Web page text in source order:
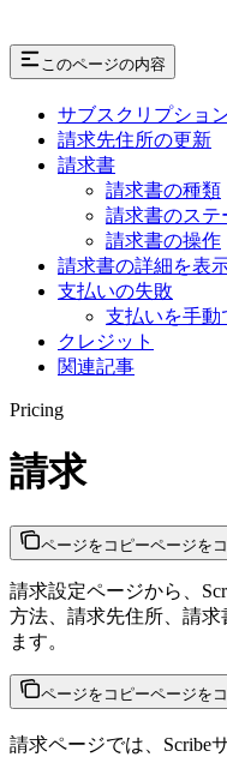
このページの内容
サブスクリプショ
請求先住所の更新
請求書
請求書の種類
請求書のステ
請求書の操作
請求書の詳細を表
支払いの失敗
支払いを手動
クレジット
関連記事
Pricing
請求
ページをコピーページを
請求設定ページから、
方法、請求先住所、請
ます。
ページをコピーページを
請求ページでは、Scribe